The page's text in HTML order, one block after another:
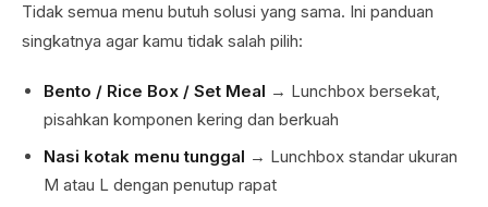
Tidak semua menu butuh solusi yang sama. Ini panduan
singkatnya agar kamu tidak salah pilih:
Bento / Rice Box / Set Meal → Lunchbox bersekat,
pisahkan komponen kering dan berkuah
Nasi kotak menu tunggal → Lunchbox standar ukuran
M atau L dengan penutup rapat